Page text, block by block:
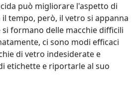
può migliorare l'aspetto di
il tempo, però, il vetro si appanna
si formano delle macchie difficili
ci sono modi efficaci
di vetro indesiderate e
etichette e riportarle al suo